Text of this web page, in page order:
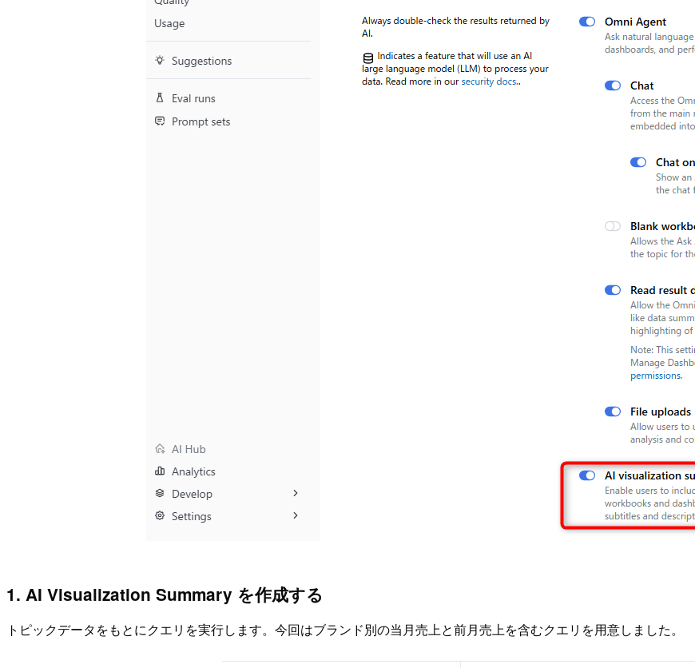
1. AI Visualization Summary を作成する
トピックデータをもとにクエリを実行します。今回はブランド別の当月売上と前月売上を含むクエリを用意しました。